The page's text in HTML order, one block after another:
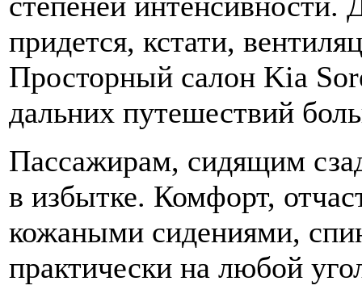
придется, кстати,
Просторный салон Kia
дальних путешествий
Пассажирам, сидящим
в избытке. Комфорт,
кожаными сидениями,
практически на любой